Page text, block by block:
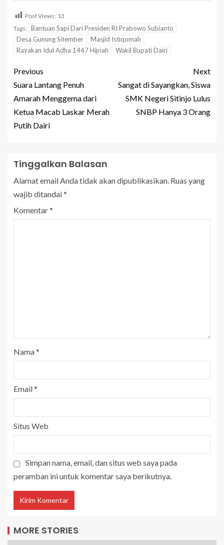
Post Views: 13
Tags: Bantuan Sapi Dari Presiden RI Prabowo Subianto
Desa Gunung Sitember
Masjid Istiqomah
Rayakan Idul Adha 1447 Hijriah
Wakil Bupati Dairi
Previous
Suara Lantang Penuh
Amarah Menggema dari
Ketua Macab Laskar Merah
Putih Dairi
Next
Sangat di Sayangkan, Siswa
SMK Negeri Sitinjo Lulus
SNBP Hanya 3 Orang
Tinggalkan Balasan
Alamat email Anda tidak akan dipublikasikan. Ruas yang
wajib ditandai*
Komentar*
Nama*
Email*
Situs Web
Simpan nama, email, dan situs web saya pada
peramban ini untuk komentar saya berikutnya.
MORE STORIES